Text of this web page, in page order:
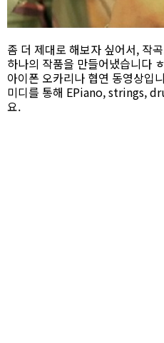
좀 더 제대로 해보자 싶어서, 작
하나의 작품을 만들어냈습니다 ㅎ
아이폰 오카리나 협연 동영상입
미디를 통해 EPiano, strings,
요.